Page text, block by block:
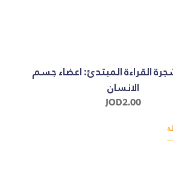
القراءة المبتدئ: اعضاء جسم
الانسان
JOD2.00